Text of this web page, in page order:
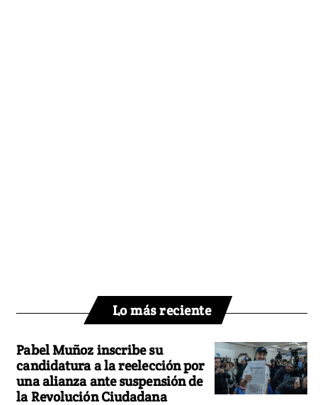
Lo más reciente
Pabel Muñoz inscribe su
candidatura a la reelección por
una alianza ante suspensión de
la Revolución Ciudadana